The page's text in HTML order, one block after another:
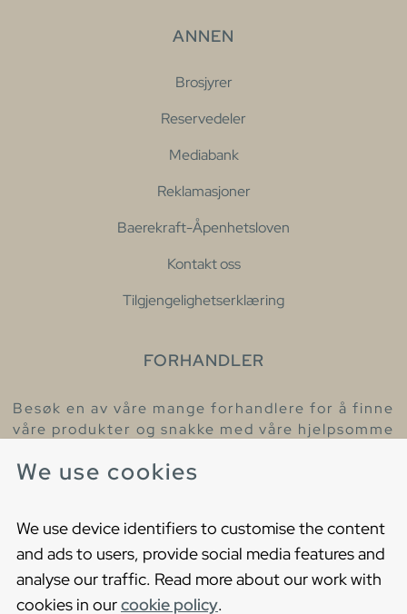
We use cookies
We use device identifiers to customise the content
and ads to users, provide social media features and
analyse our traffic. Read more about our work with
cookies in ourcookie policy.
ANNEN
Brosjyrer
Reservedeler
Mediabank
Reklamasjoner
Baerekraft-Åpenhetsloven
Kontakt oss
Tilgjengelighetserklæring
FORHANDLER
Besøk en av våre mange forhandlere for å finne
våre produkter og snakke med våre hjelpsomme